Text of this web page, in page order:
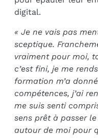
digital.
« Je ne vais pas
sceptique.
vraiment pour moi,
c’est fini, je me
formation m’a
compétences, j’ai
me suis senti
sens prêt à passer
autour de moi pour